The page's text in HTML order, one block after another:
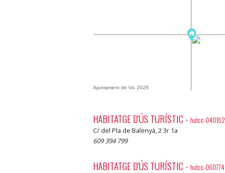
Ajuntament de Vic 2026
HABITATGE D'ÚS TURÍSTIC- hutcc-040162
C/ del Pla de Balenyà, 2 3r 1a
609 394 799
HABITATGE D'ÚS TURÍSTIC- hutcc-060774